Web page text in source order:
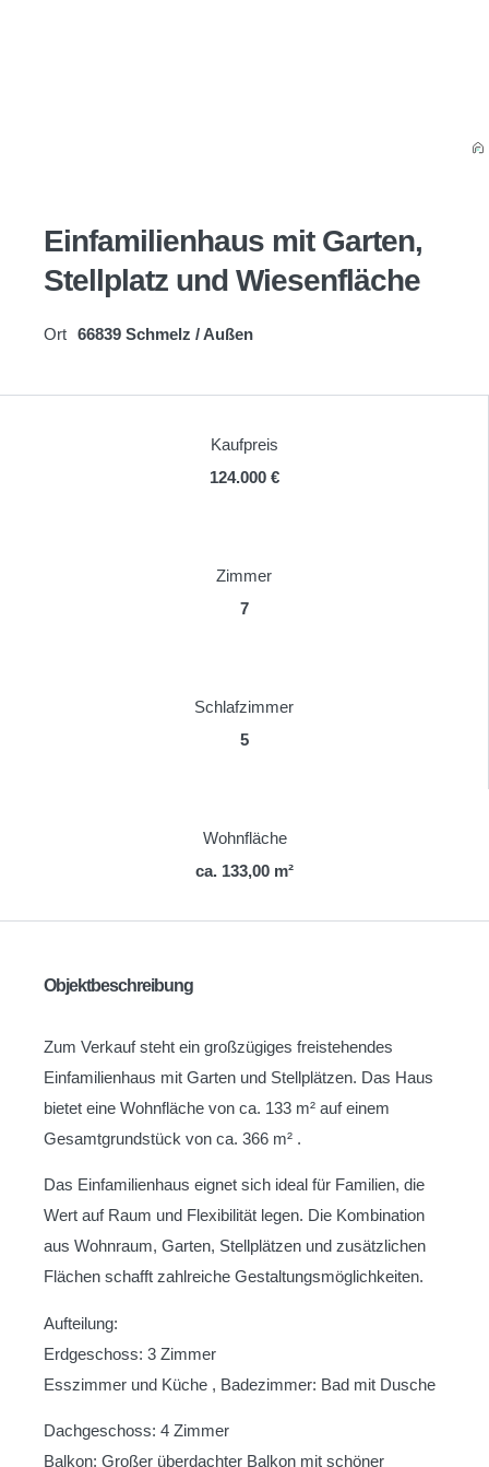
Einfamilienhaus mit Garten,
Stellplatz und Wiesenfläche
Ort 66839 Schmelz / Außen
Kaufpreis
124.000 €
Zimmer
7
Schlafzimmer
5
Wohnfläche
ca. 133,00 m²
Objektbeschreibung
Zum Verkauf steht ein großzügiges freistehendes
Einfamilienhaus mit Garten und Stellplätzen. Das Haus
bietet eine Wohnfläche von ca. 133 m² auf einem
Gesamtgrundstück von ca. 366 m² .
Das Einfamilienhaus eignet sich ideal für Familien, die
Wert auf Raum und Flexibilität legen. Die Kombination
aus Wohnraum, Garten, Stellplätzen und zusätzlichen
Flächen schafft zahlreiche Gestaltungsmöglichkeiten.
Aufteilung:
Erdgeschoss: 3 Zimmer
Esszimmer und Küche , Badezimmer: Bad mit Dusche
Dachgeschoss: 4 Zimmer
Balkon: Großer überdachter Balkon mit schöner